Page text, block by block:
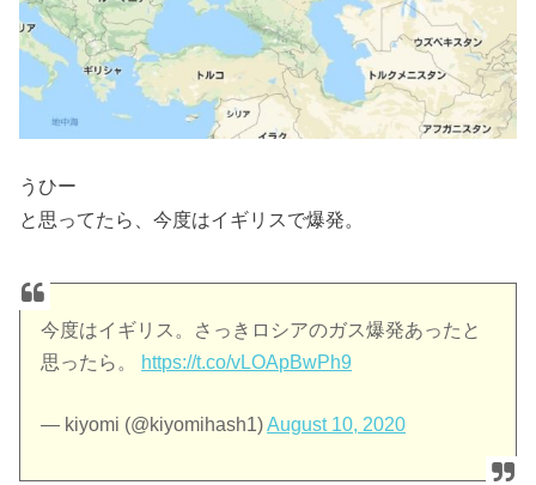
うひー
と思ってたら、今度はイギリスで爆発。
今度はイギリス。さっきロシアのガス爆発あったと
思ったら。
https://t.co/vLOApBwPh9
— kiyomi (@kiyomihash1)August 10, 2020